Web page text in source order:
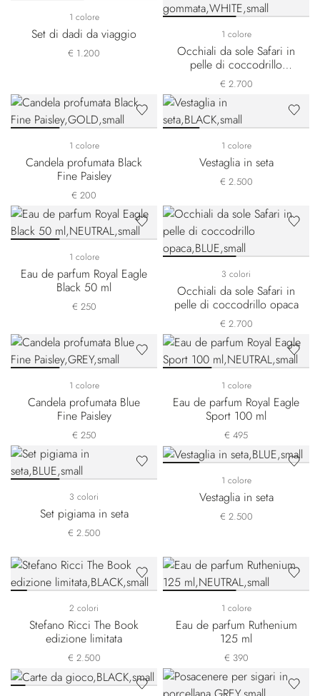
1 colore
Set di dadi da viaggio
€ 1.200
1 colore
Occhiali da sole Safari in
pelle di coccodrillo
gommata
€ 2.700
1 colore
Candela profumata Black
Fine Paisley
€ 200
1 colore
Vestaglia in seta
€ 2.500
1 colore
Eau de parfum Royal Eagle
Black 50 ml
€ 250
3 colori
Occhiali da sole Safari in
pelle di coccodrillo opaca
€ 2.700
1 colore
Candela profumata Blue
Fine Paisley
€ 250
1 colore
Eau de parfum Royal Eagle
Sport 100 ml
€ 495
3 colori
Set pigiama in seta
€ 2.500
1 colore
Vestaglia in seta
€ 2.500
2 colori
Stefano Ricci The Book
edizione limitata
€ 2.500
1 colore
Eau de parfum Ruthenium
125 ml
€ 390